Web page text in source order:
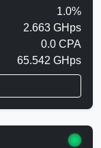
1.0%
2.663 GHps
0.0 CPA
65.542 GHps